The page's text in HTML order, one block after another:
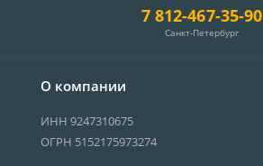
О компании
ИНН 9247310675
ОГРН 5152175973274
7 812-467-35-90
Санкт-Петербург